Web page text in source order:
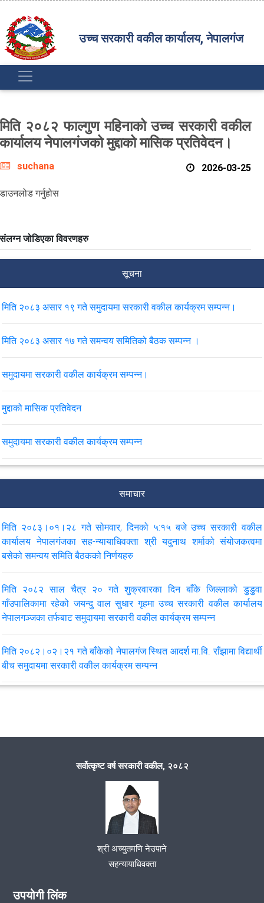
उच्च सरकारी वकील कार्यालय, नेपालगंज
मिति २०८२ फाल्गुण महिनाको उच्च सरकारी वकील
कार्यालय नेपालगंजको मुद्दाको मासिक प्रतिवेदन।
suchana 2026-03-25
डाउनलोड गर्नुहोस
संलग्न जोडिएका विवरणहरु
सूचना
मिति २०८३ असार १९ गते समुदायमा सरकारी वकील कार्यक्रम सम्पन्न।
मिति २०८३ असार १७ गते समन्वय समितिको बैठक सम्पन्न ।
समुदायमा सरकारी वकील कार्यक्रम सम्पन्न।
मुद्दाको मासिक प्रतिवेदन
समुदायमा सरकारी वकील कार्यक्रम सम्पन्न
समुदायमा सरकारी वकील कार्याक्रम सम्पन्न
मिति २०८२।०६।२४ गते सम्पन्न उच्च सरकारी वकील कार्यालय नेपालगंज,
जिल्ला सरकारी वकील कार्यालय बाँके र बर्दियामा कार्यरत कर्मचारीहरुको २६ औँ
कर्मचारी बैठकको निर्णय।
मिति २०८२।०६।२४ गते सम्पन्न उच्च सरकारी वकील कार्यालय नेपालगंजको
२५ औँ कर्मचारी बैठकको निर्णय।
मिति २०८२।०५।२५ गते सम्पन्न उच्च सरकारी वकील कार्यालय नेपालगंजको
२४ औँ कर्मचारी बैठकको निर्णय।
समाचार
मिति २०८३।०१।२८ गते सोमवार, दिनको ५:१५ बजे उच्च सरकारी वकील
कार्यालय नेपालगंजका सह-न्यायाधिवक्ता श्री यदुनाथ शर्माको संयोजकत्वमा
बसेको समन्वय समिति बैठकको निर्णयहरु
मिति २०८२ साल चैत्र २० गते शुक्रवारका दिन बाँके जिल्लाको डुडुवा
गाँउपालिकामा रहेको जयन्दु वाल सुधार गृहमा उच्च सरकारी वकील कार्यालय
नेपालगञ्जका तर्फबाट समुदायमा सरकारी वकील कार्यक्रम सम्पन्न
मिति २०८२।०२।२१ गते बाँकेको नेपालगंज स्थित आदर्श मा.वि. राँझामा विद्यार्थी
बीच समुदायमा सरकारी वकील कार्यक्रम सम्पन्न
संरक्षण विषयमा समुदायमा सरकारी वकील कार्यक्रम सम्पन्न
सर्वोत्कृष्ट वर्ष सरकारी वकील, २०८२
श्री अच्युतमणि नेउपाने
सहन्यायाधिवक्ता
उपयोगी लिंक